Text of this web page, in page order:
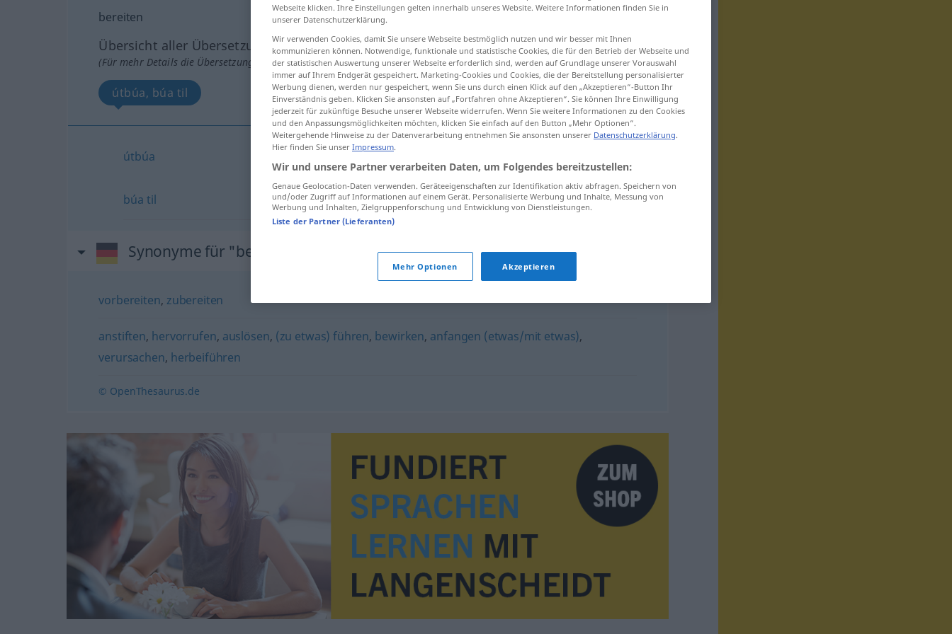
bereiten
Übersicht aller Übersetzungen
(Für mehr Details die Übersetzung anklicken/antippen)
útbúa, búa til
útbúa
búa til bereiten
Synonyme für "bereiten"
vorbereiten, zubereiten
anstiften, hervorrufen, auslösen, (zu etwas) führen, bewirken, anfangen (etwas/mit etwas),
verursachen, herbeiführen
© OpenThesaurus.de
Webseite klicken. Ihre Einstellungen gelten innerhalb unseres Website. Weitere Informationen finden Sie in
unserer Datenschutzerklärung.
Wir verwenden Cookies, damit Sie unsere Webseite bestmöglich nutzen und wir besser mit Ihnen
kommunizieren können. Notwendige, funktionale und statistische Cookies, die für den Betrieb der Webseite und
der statistischen Auswertung unserer Webseite erforderlich sind, werden auf Grundlage unserer Vorauswahl
immer auf Ihrem Endgerät gespeichert. Marketing-Cookies und Cookies, die der Bereitstellung personalisierter
Werbung dienen, werden nur gespeichert, wenn Sie uns durch einen Klick auf den „Akzeptieren“-Button Ihr
Einverständnis geben. Klicken Sie ansonsten auf „Fortfahren ohne Akzeptieren“. Sie können Ihre Einwilligung
jederzeit für zukünftige Besuche unserer Webseite widerrufen. Wenn Sie weitere Informationen zu den Cookies
und den Anpassungsmöglichkeiten möchten, klicken Sie einfach auf den Button „Mehr Optionen“.
Weitergehende Hinweise zu der Datenverarbeitung entnehmen Sie ansonsten unserer Datenschutzerklärung.
Hier finden Sie unser Impressum.
Wir und unsere Partner verarbeiten Daten, um Folgendes bereitzustellen:
Genaue Geolocation-Daten verwenden. Geräteeigenschaften zur Identifikation aktiv abfragen. Speichern von
und/oder Zugriff auf Informationen auf einem Gerät. Personalisierte Werbung und Inhalte, Messung von
Werbung und Inhalten, Zielgruppenforschung und Entwicklung von Dienstleistungen.
Liste der Partner (Lieferanten)
Mehr Optionen Akzeptieren